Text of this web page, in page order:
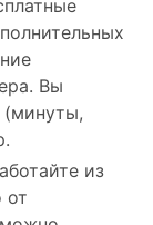
Вы
(минуты,
из
от